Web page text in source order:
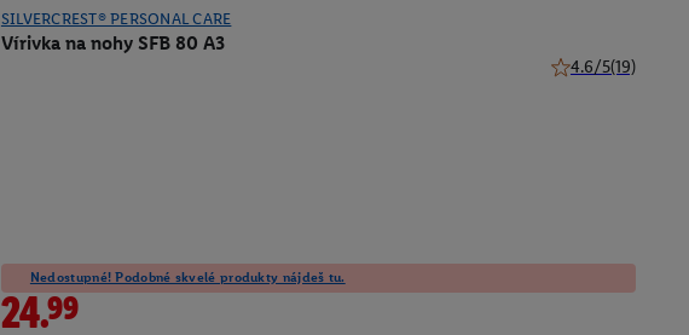
SILVERCREST® PERSONAL CARE
Vírivka na nohy SFB 80 A3
4.6/5(19)
Nedostupné! Podobné skvelé produkty nájdeš tu.
24.99